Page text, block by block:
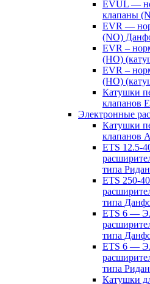
EVUL —
клапаны
EVR —
(NO)
EVR –
(НО)
EVR –
(НО)
Катушки
клапанов
Электронные
Катушки
клапанов
ETS 12.5-
типа Ридан
ETS 250-
типа
ETS 6 —
типа
ETS 6 —
типа Ридан
Катушки